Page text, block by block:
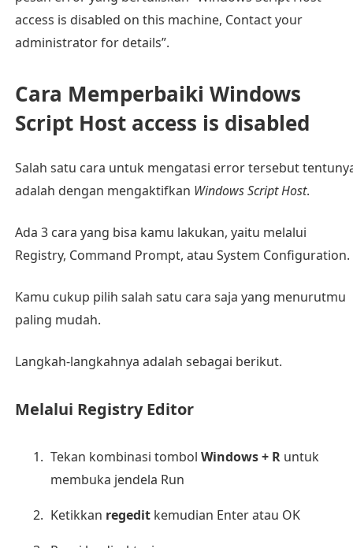
access is disabled on this machine, Contact your
administrator for details”.
Cara Memperbaiki Windows
Script Host access is disabled
Salah satu cara untuk mengatasi error tersebut
adalah dengan mengaktifkan Windows Script Host.
Ada 3 cara yang bisa kamu lakukan, yaitu melalui
Registry, Command Prompt, atau System Configuration.
Kamu cukup pilih salah satu cara saja yang menurutmu
paling mudah.
Langkah-langkahnya adalah sebagai berikut.
Melalui Registry Editor
Tekan kombinasi tombol Windows + Runtuk
membuka jendela Run
Ketikkan regeditkemudian Enter atau OK